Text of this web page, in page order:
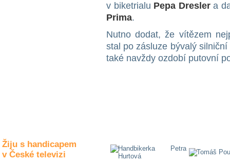
Žiju s handicapem
v České televizi
v biketrialu Pepa Dreslera
Prima.
Nutno dodat, že vítězem
stal po zásluze bývalý
také navždy ozdobí putovní